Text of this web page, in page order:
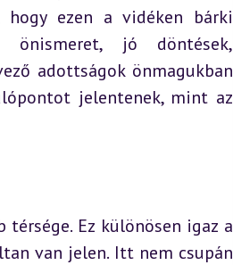
hogy ezen a vidéken bárki
önismeret, jó döntések,
adottságok önmagukban
jelentenek, mint az
Ez különösen igaz a
van jelen. Itt nem csupán